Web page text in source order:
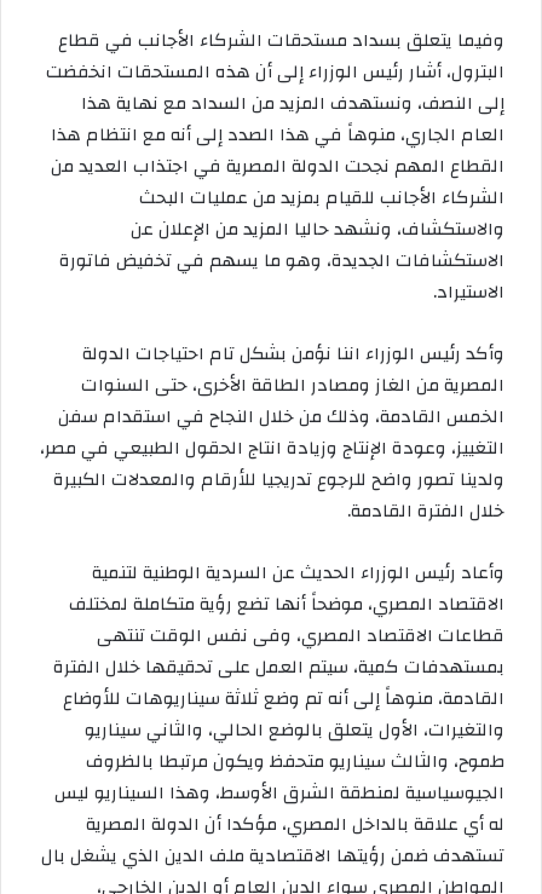
وفيما يتعلق بسداد مستحقات الشركاء الأجانب في قطاع
البترول، أشار رئيس الوزراء إلى أن هذه المستحقات انخفضت
إلى النصف، ونستهدف المزيد من السداد مع نهاية هذا
العام الجاري، منوهاً في هذا الصدد إلى أنه مع انتظام هذا
القطاع المهم نجحت الدولة المصرية في اجتذاب العديد من
الشركاء الأجانب للقيام بمزيد من عمليات البحث
والاستكشاف، ونشهد حاليا المزيد من الإعلان عن
الاستكشافات الجديدة، وهو ما يسهم في تخفيض فاتورة
الاستيراد.
وأكد رئيس الوزراء اننا نؤمن بشكل تام احتياجات الدولة
المصرية من الغاز ومصادر الطاقة الأخرى، حتى السنوات
الخمس القادمة، وذلك من خلال النجاح في استقدام سفن
التغييز، وعودة الإنتاج وزيادة انتاج الحقول الطبيعي في مصر،
ولدينا تصور واضح للرجوع تدريجيا للأرقام والمعدلات الكبيرة
خلال الفترة القادمة.
وأعاد رئيس الوزراء الحديث عن السردية الوطنية لتنمية
الاقتصاد المصري، موضحاً أنها تضع رؤية متكاملة لمختلف
قطاعات الاقتصاد المصري، وفى نفس الوقت تنتهى
بمستهدفات كمية، سيتم العمل على تحقيقها خلال الفترة
القادمة، منوهاً إلى أنه تم وضع ثلاثة سيناريوهات للأوضاع
والتغيرات، الأول يتعلق بالوضع الحالي، والثاني سيناريو
طموح، والثالث سيناريو متحفظ ويكون مرتبطا بالظروف
الجيوسياسية لمنطقة الشرق الأوسط، وهذا السيناريو ليس
له أي علاقة بالداخل المصري، مؤكدا أن الدولة المصرية
تستهدف ضمن رؤيتها الاقتصادية ملف الدين الذي يشغل بال
المواطن المصري سواء الدين العام أو الدين الخارجي،